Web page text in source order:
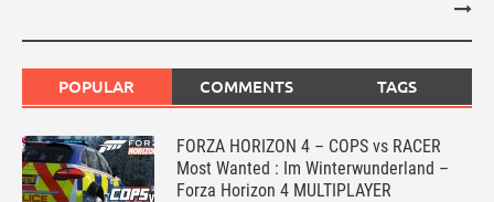
POPULAR COMMENTS TAGS
FORZA HORIZON 4 – COPS vs RACER
Most Wanted : Im Winterwunderland –
Forza Horizon 4 MULTIPLAYER